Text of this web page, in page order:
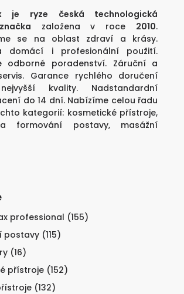
je ryze česká technologická
založena v roce 2010.
se na oblast zdraví a krásy.
domácí i profesionální použití.
odborné poradenství. Záruční a
Garance rychlého doručení
kvality. Nadstandardní
do 14 dní. Nabízíme celou řadu
kategorií: kosmetické přístroje,
formování postavy, masážní
professional (155)
postavy (115)
(16)
přístroje (152)
(132)